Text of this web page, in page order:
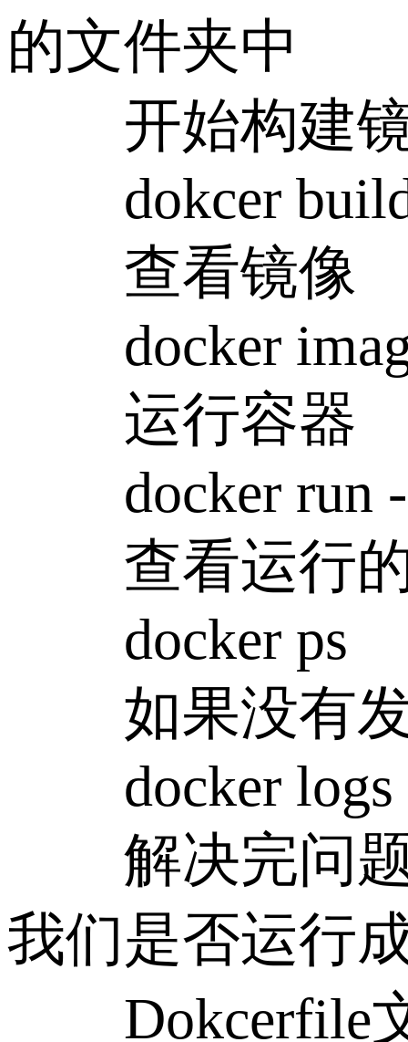
的文件夹中
开始构建
dokcer build
查看镜像
docker
运行容器
docker run --
查看运行的
docker ps
如果没有发
docker logs
解决完问题
我们是否运行
Dokcerfile文